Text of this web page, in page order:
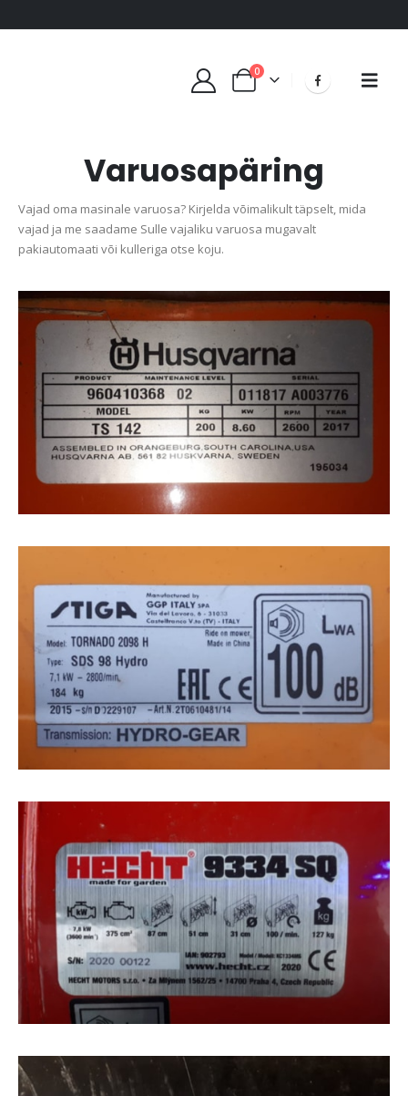
0
Varuosapäring
Vajad oma masinale varuosa? Kirjelda võimalikult täpselt, mida
vajad ja me saadame Sulle vajaliku varuosa mugavalt
pakiautomaati või kulleriga otse koju.